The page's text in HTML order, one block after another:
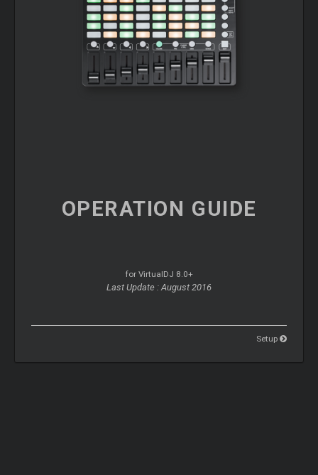
OPERATION GUIDE
for VirtualDJ 8.0+
Last Update : August 2016
Setup